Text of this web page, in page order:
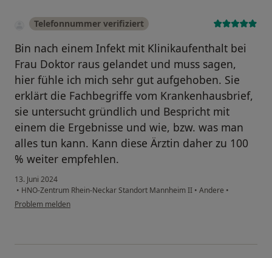
Telefonnummer verifiziert
Bin nach einem Infekt mit Klinikaufenthalt bei
Frau Doktor raus gelandet und muss sagen,
hier fühle ich mich sehr gut aufgehoben. Sie
erklärt die Fachbegriffe vom Krankenhausbrief,
sie untersucht gründlich und Bespricht mit
einem die Ergebnisse und wie, bzw. was man
alles tun kann. Kann diese Ärztin daher zu 100
% weiter empfehlen.
13. Juni 2024
• HNO-Zentrum Rhein-Neckar Standort Mannheim II • Andere •
Problem melden